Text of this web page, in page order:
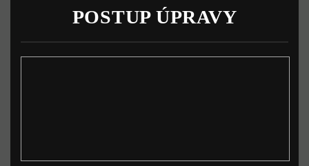
POSTUP ÚPRAVY